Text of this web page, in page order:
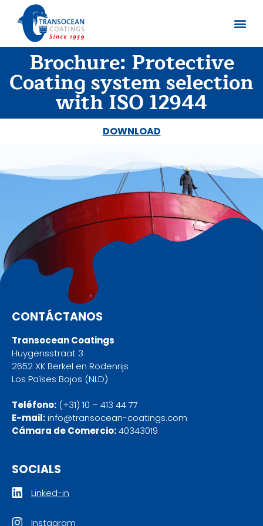
Brochure: Protective
Coating system selection
with ISO 12944
DOWNLOAD
CONTÁCTANOS
Transocean Coatings
Huygensstraat 3
2652 XK Berkel en Rodenrijs
Los Países Bajos (NLD)
Teléfono: (+31) 10 – 413 44 77
E-mail:info@transocean-coatings.com
Cámara de Comercio:40343019
SOCIALS
Linked-in
Instagram